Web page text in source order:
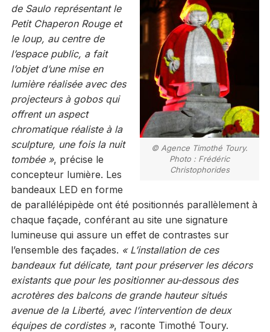
© Agence Timothé Toury.
Photo : Frédéric
Christophorides
de Saulo représentant le
Petit Chaperon Rouge et
le loup, au centre de
l’espace public, a fait
l’objet d’une mise en
lumière réalisée avec des
projecteurs à gobos qui
offrent un aspect
chromatique réaliste à la
sculpture, une fois la nuit
tombée », précise le
concepteur lumière. Les
bandeaux LED en forme
de parallélépipède ont été positionnés parallèlement à
chaque façade, conférant au site une signature
lumineuse qui assure un effet de contrastes sur
l’ensemble des façades. « L’installation de ces
bandeaux fut délicate, tant pour préserver les décors
existants que pour les positionner au-dessous des
acrotères des balcons de grande hauteur situés
avenue de la Liberté, avec l’intervention de deux
équipes de cordistes », raconte Timothé Toury.